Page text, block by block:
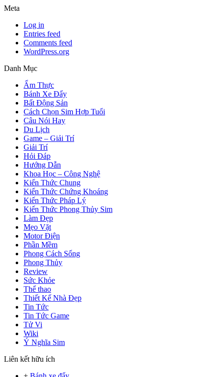
Meta
Log in
Entries feed
Comments feed
WordPress.org
Danh Mục
Ẩm Thực
Bánh Xe Đẩy
Bất Động Sản
Cách Chọn Sim Hợp Tuổi
Câu Nói Hay
Du Lịch
Game – Giải Trí
Giải Trí
Hỏi Đáp
Hướng Dẫn
Khoa Học – Công Nghệ
Kiến Thức Chung
Kiến Thức Chứng Khoáng
Kiến Thức Pháp Lý
Kiến Thức Phong Thủy Sim
Làm Đẹp
Mẹo Vặt
Motor Điện
Phần Mềm
Phong Cách Sống
Phong Thủy
Review
Sức Khỏe
Thể thao
Thiết Kế Nhà Đẹp
Tin Tức
Tin Tức Game
Tử Vi
Wiki
Ý Nghĩa Sim
Liên kết hữu ích